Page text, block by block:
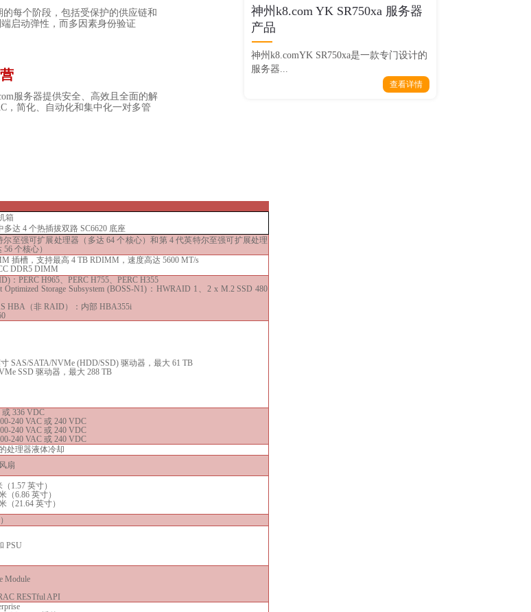
的每个阶段，包括受保护的供应链和
启动弹性，而多因素身份验证
服务器提供安全、高效且全面的解
，简化、自动化和集中化一对多管
箱
多达 4 个热插拔双路SC6620 底座
尔至强可扩展处理器（多达 64 个核心）和第 4 代英特尔至强可扩展处理
个核心）
插槽，支持最高 4 TB RDIMM，速度高达 5600 MT/s
DDR5 DIMM
：PERC H965、PERC H755、PERC H355
Storage Subsystem (BOSS-N1)：HWRAID 1、2 x M.2 SSD 480
HBA（非 RAID）：内部 HBA355i
SAS/SATA/NVMe (HDD/SSD) 驱动器，最大 61 TB
SSD 驱动器，最大 288 TB
或 336 VDC
240 VAC 或 240 VDC
240 VAC 或 240 VDC
240 VAC 或 240 VDC
处理器液体冷却
扇
1.57 英寸）
（6.86 英寸）
（21.64 英寸）
PSU
Module
RESTful API
神州k8.com YK SR750xa 服务器
产品
神州k8.comYK SR750xa是一款专门设计的
服务器...
查看详情